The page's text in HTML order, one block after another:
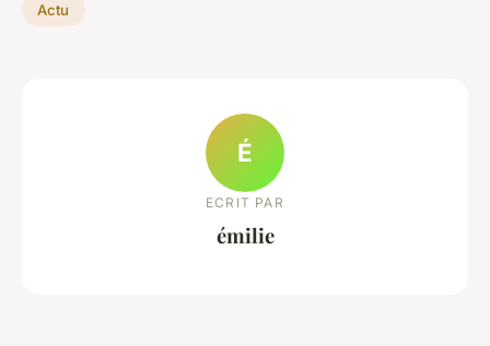
Actu
É
ECRIT PAR
émilie